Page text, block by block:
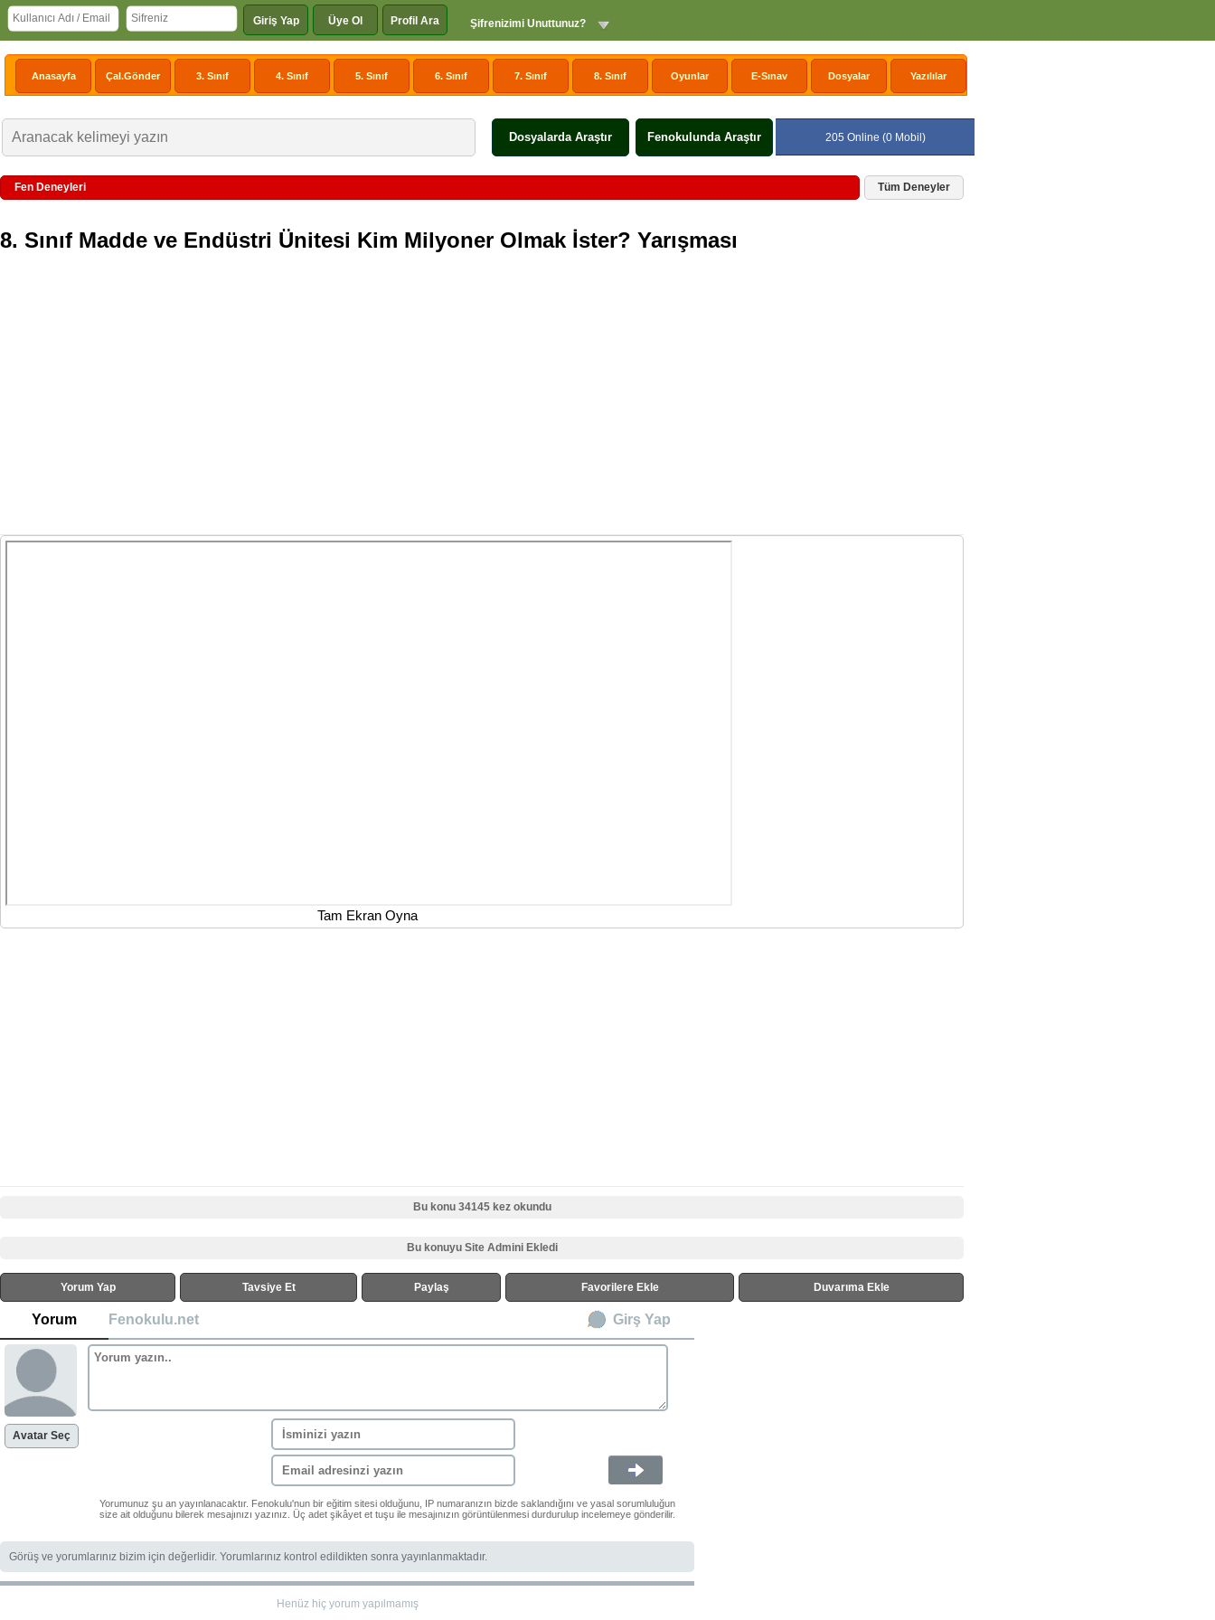
Giriş Yap Üye Ol Profil Ara Şifrenizimi Unuttunuz?
Anasayfa Çal.Gönder 3. Sınıf 4. Sınıf 5. Sınıf 6. Sınıf 7. Sınıf 8. Sınıf Oyunlar E-Sınav Dosyalar Yazılılar
Dosyalarda Araştır Fenokulunda Araştır 205 Online (0 Mobil)
Fen Deneyleri Tüm Deneyler
8. Sınıf Madde ve Endüstri Ünitesi Kim Milyoner Olmak İster? Yarışması
Tam Ekran Oyna
Bu konu 34145 kez okundu
Bu konuyu Site Admini Ekledi
Yorum Yap Tavsiye Et Paylaş Favorilere Ekle Duvarıma Ekle
Yorum Fenokulu.net Girş Yap
Avatar Seç
Yorumunuz şu an yayınlanacaktır. Fenokulu'nun bir eğitim sitesi olduğunu, IP numaranızın bizde saklandığını ve yasal sorumluluğun
size ait olduğunu bilerek mesajınızı yazınız. Üç adet şikâyet et tuşu ile mesajınızın görüntülenmesi durdurulup incelemeye gönderilir.
Görüş ve yorumlarınız bizim için değerlidir. Yorumlarınız kontrol edildikten sonra yayınlanmaktadır.
Henüz hiç yorum yapılmamış